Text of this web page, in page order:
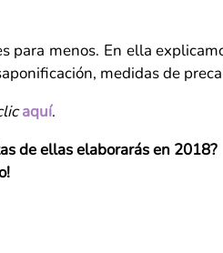
para menos. En ella
medidas de
aquí.
de ellas elaborarás en 2018?